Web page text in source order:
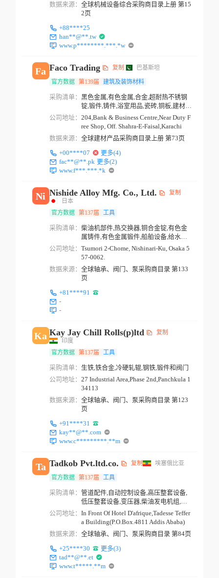
数据来源： 全球机械设备综合采购商目录上册 第15
2页
+88****25
han**@**.tw
www.p********.***.*w
Fa Faco Trading 复制 巴基斯坦
官方数据 第139届 建筑及装饰材料
采购清单： 黑色金属,有色金属,合金,超耐热不锈钢
锭,锻件,铸件,浴室用品,瓷砖,铜板,建材,
金属制品
公司地址： 204,Bank & Business Centre,Near Duty F
ree Shop, Off. Shahra-E-Faisal,Karachi
数据来源： 全球建材产品采购商目录上册 第73页
+00****07
更多(4)
fac**@**.pk 更多(2)
www.f***.***.*k
Ni Nishide Alloy Mfg. Co., Ltd.
复制
日本
官方数据 第137届 工具
采购清单： 柴油机部件,热交换器,铜合金锭,有色金
属铸件,有色金属锻件,船舶设备,给水用
品,阀门,阀门...
公司地址： Tsumori 2-Chome, Nishinari-Ku, Osaka 5
57-0062.
数据来源： 全球轴承、阀门、泵采购商目录 第133
页
+81****91
-
-
Ka Kay Jay Chill Rolls(p)ltd
复制
印度
官方数据 第137届 工具
采购清单： 生铁,铁合金,冷硬轧辊,钢铁,锻件和阀门
公司地址： 27 Industrial Area,Phase 2nd,Panchkula 1
34113
数据来源： 全球轴承、阀门、泵采购商目录 第123
页
+91****31
kay**@**.com
www.c*********.**m
Ta Tadkob Pvt.ltd.co. 复制 埃塞俄比亚
官方数据 第137届 工具
采购清单： 管道配件,自动控制设备,高压整套设备,
低压整套设备,变压器,柴油发电机组,隔
音发电机,按摩...
公司地址： In Front Of Hotel D'afrique,Tadesse Teffer
a Building(P.O.Box.4811 Addis Ababa)
数据来源： 全球轴承、阀门、泵采购商目录 第84页
+25****30
更多(3)
tad**@**.et
www.t*****.**m